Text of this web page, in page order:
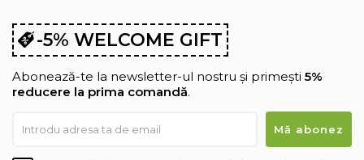
-5% WELCOME GIFT
Abonează-te la newsletter-ul nostru și primești 5%
reducere la prima comandă.